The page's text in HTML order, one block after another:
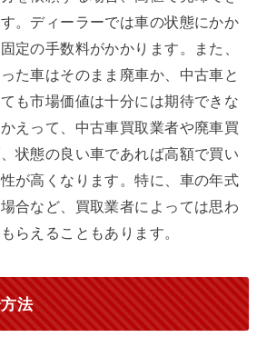
。ディーラーでは車の状態にかか
定の手数料がかかります。また、
た車はそのまま廃車か、中古車と
も市場価値は十分には期待できな
えって、中古車買取業者や廃車買
状態の良い車であれば高額で買い
が高くなります。特に、車の年式
合など、買取業者によっては思わ
らえることもあります。
法